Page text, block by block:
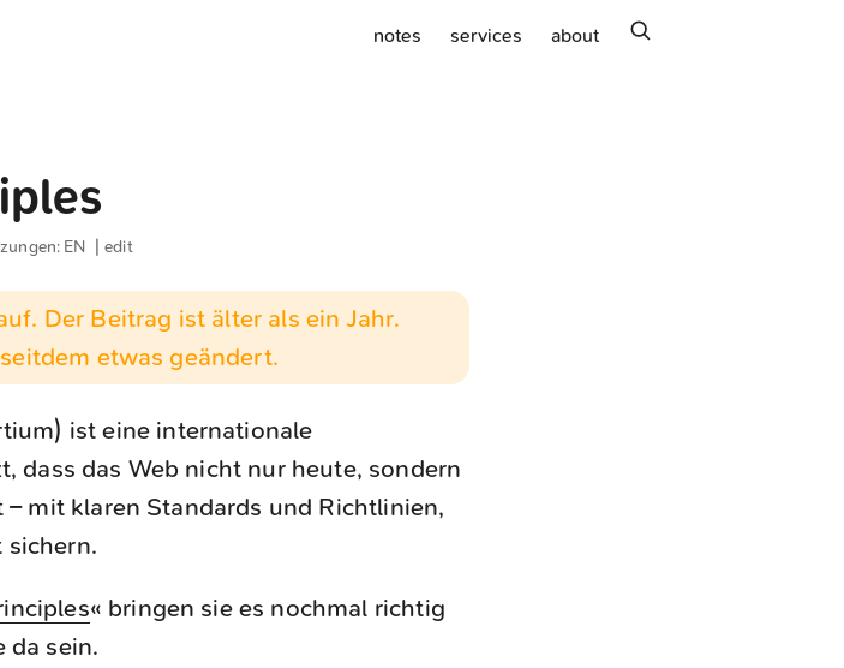
notes services about
EN |edit
Der Beitrag ist älter als ein Jahr.
etwas geändert.
ist eine internationale
dass das Web nicht nur heute, sondern
mit klaren Standards und Richtlinien,
sichern.
« bringen sie es nochmal richtig
da sein.